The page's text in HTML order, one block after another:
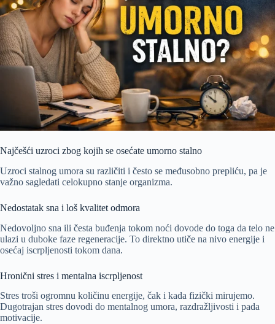
Najčešći uzroci zbog kojih se osećate umorno stalno
Uzroci stalnog umora su različiti i često se međusobno prepliću, pa je
važno sagledati celokupno stanje organizma.
Nedostatak sna i loš kvalitet odmora
Nedovoljno sna ili česta buđenja tokom noći dovode do toga da telo ne
ulazi u duboke faze regeneracije. To direktno utiče na nivo energije i
osećaj iscrpljenosti tokom dana.
Hronični stres i mentalna iscrpljenost
Stres troši ogromnu količinu energije, čak i kada fizički mirujemo.
Dugotrajan stres dovodi do mentalnog umora, razdražljivosti i pada
motivacije.